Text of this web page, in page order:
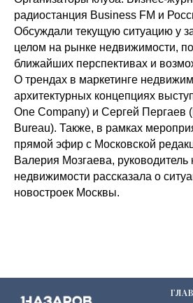
радиостанция Business FM и
Обсуждали текущую ситуацию у
целом на рынке недвижимости,
ближайших перспективах и
О трендах в маркетинге
архитектурных концепциях
One Company) и Сергей Пергаев
Bureau). Также, в рамках
прямой эфир с Московской
Валерия Мозгаева, руководитель
недвижимости рассказала о
новостроек Москвы.